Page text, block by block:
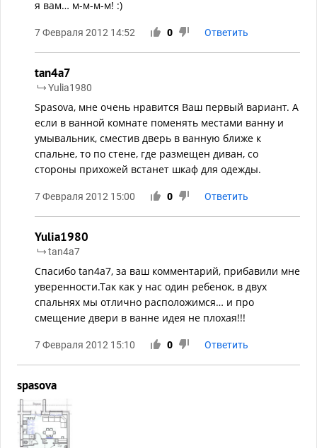
я вам… м-м-м-м! :)
7 Февраля 2012 14:52 0 Ответить
tan4a7
Yulia1980
Spasova, мне очень нравится Ваш первый вариант. А
если в ванной комнате поменять местами ванну и
умывальник, сместив дверь в ванную ближе к
спальне, то по стене, где размещен диван, со
стороны прихожей встанет шкаф для одежды.
7 Февраля 2012 15:00 0 Ответить
Yulia1980
tan4a7
Спасибо tan4a7, за ваш комментарий, прибавили мне
уверенности.Так как у нас один ребенок, в двух
спальнях мы отлично расположимся… и про
смещение двери в ванне идея не плохая!!!
7 Февраля 2012 15:10 0 Ответить
spasova